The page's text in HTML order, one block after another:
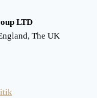
LTD
The UK